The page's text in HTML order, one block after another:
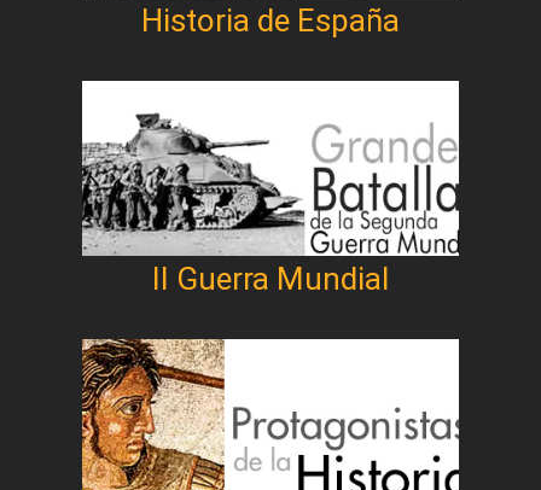
Historia de España
II Guerra Mundial